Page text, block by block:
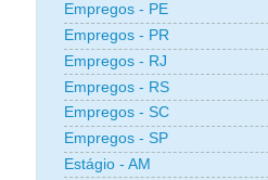
Empregos - PE
Empregos - PR
Empregos - RJ
Empregos - RS
Empregos - SC
Empregos - SP
Estágio - AM